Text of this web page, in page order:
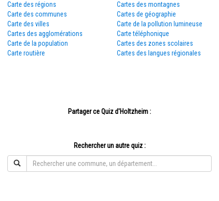
Carte des régions
Carte des communes
Carte des villes
Cartes des agglomérations
Carte de la population
Carte routière
Cartes des montagnes
Cartes de géographie
Carte de la pollution lumineuse
Carte téléphonique
Cartes des zones scolaires
Cartes des langues régionales
Partager ce Quiz d'Holtzheim :
Rechercher un autre quiz :